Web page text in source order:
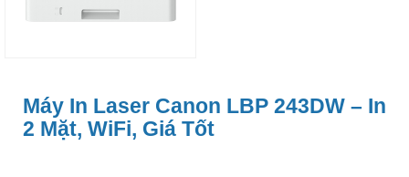
Máy In Laser Canon LBP 243DW – In
2 Mặt, WiFi, Giá Tốt